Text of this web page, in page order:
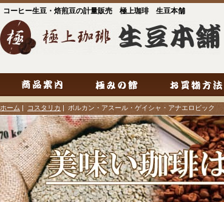
コーヒー生豆・焙煎豆の計量販売 極上珈琲 生豆本舗
ホーム | コスタリカ | ボルカン・アスール・ゲイシャ・アナエロビック